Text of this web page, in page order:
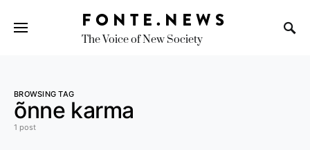
FONTE.NEWS
The Voice of New Society
BROWSING TAG
õnne karma
1 post